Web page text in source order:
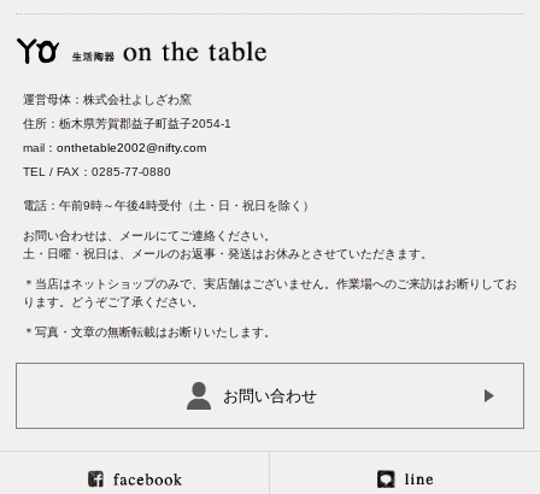
運営母体：株式会社よしざわ窯
住所：栃木県芳賀郡益子町益子2054-1
mail：onthetable2002@nifty.com
TEL / FAX：0285-77-0880
電話：午前9時～午後4時受付（土・日・祝日を除く）
お問い合わせは、メールにてご連絡ください。
土・日曜・祝日は、メールのお返事・発送はお休みとさせていただきます。
＊当店はネットショップのみで、実店舗はございません。作業場へのご来訪はお断りしてお
ります。どうぞご了承ください。
＊写真・文章の無断転載はお断りいたします。
お問い合わせ